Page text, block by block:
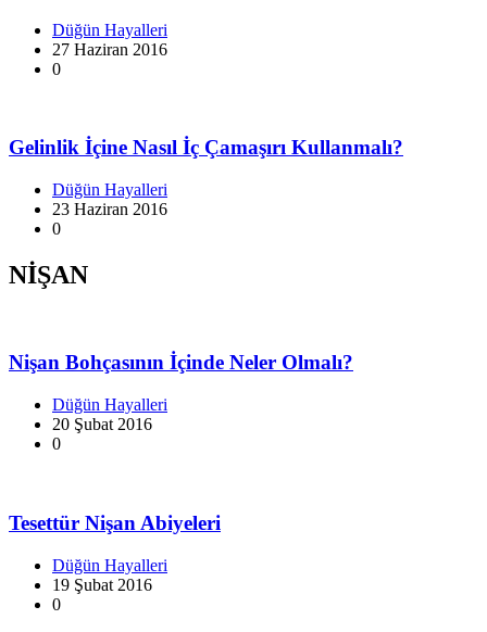
Düğün Hayalleri
27 Haziran 2016
0
Gelinlik İçine Nasıl İç Çamaşırı Kullanmalı?
Düğün Hayalleri
23 Haziran 2016
0
NİŞAN
Nişan Bohçasının İçinde Neler Olmalı?
Düğün Hayalleri
20 Şubat 2016
0
Tesettür Nişan Abiyeleri
Düğün Hayalleri
19 Şubat 2016
0